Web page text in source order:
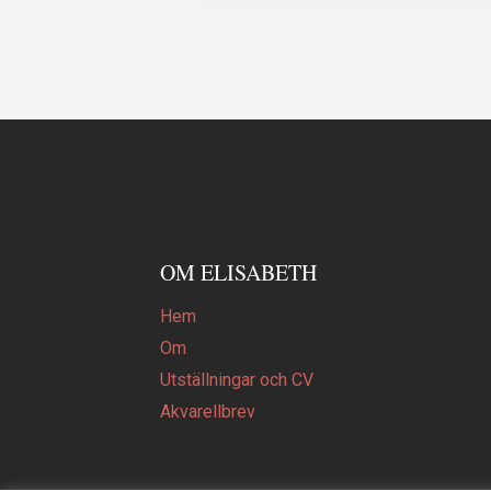
OM ELISABETH
Hem
Om
Utställningar och CV
Akvarellbrev